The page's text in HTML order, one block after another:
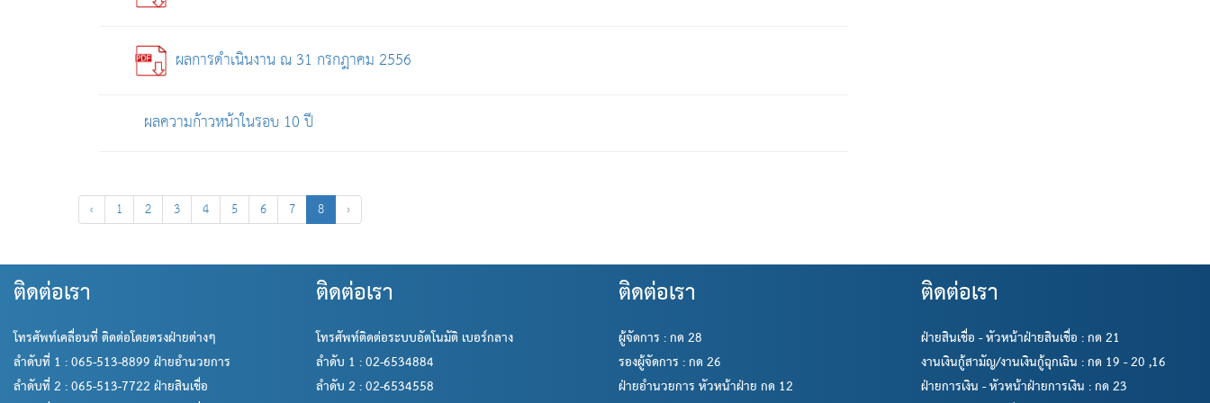
ผลการดำเนินงาน ณ 31 กรกฎาคม 2556
ผลความก้าวหน้าในรอบ 10 ปี
‹ 1 2 3 4 5 6 7 8 ›
ติดต่อเรา
โทรศัพท์เคลื่อนที่ ติดต่อโดยตรงฝ่ายต่างๆ
ลำดับที่ 1 : 065-513-8899 ฝ่ายอำนวยการ
ลำดับที่ 2 : 065-513-7722 ฝ่ายสินเชื่อ
ติดต่อเรา
โทรศัพท์ติดต่อระบบอัตโนมัติ เบอร์กลาง
ลำดับ 1 : 02-6534884
ลำดับ 2 : 02-6534558
ติดต่อเรา
ผู้จัดการ : กด 28
รองผู้จัดการ : กด 26
ฝ่ายอำนวยการ หัวหน้าฝ่าย กด 12
ติดต่อเรา
ฝ่ายสินเชื่อ - หัวหน้าฝ่ายสินเชื่อ : กด 21
งานเงินกู้สามัญ/งานเงินกู้ฉุกเฉิน : กด 19 - 20 ,16
ฝ่ายการเงิน - หัวหน้าฝ่ายการเงิน : กด 23